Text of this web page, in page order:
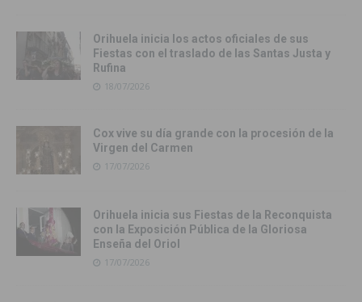
Orihuela inicia los actos oficiales de sus
Fiestas con el traslado de las Santas Justa y
Rufina
18/07/2026
Cox vive su día grande con la procesión de la
Virgen del Carmen
17/07/2026
Orihuela inicia sus Fiestas de la Reconquista
con la Exposición Pública de la Gloriosa
Enseña del Oriol
17/07/2026